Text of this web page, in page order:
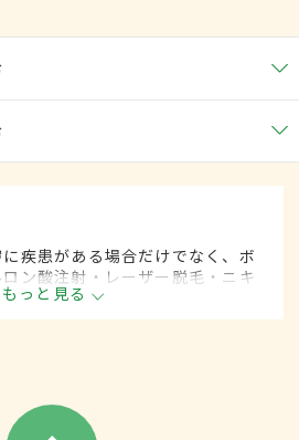
疾患がある場合だけでなく、ボ
ン酸注射・レーザー脱毛・ニキ
して行われる皮膚科の診療分野
もっと見る